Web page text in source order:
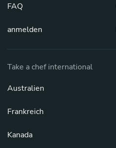
FAQ
anmelden
Take a chef international
Australien
Frankreich
Kanada